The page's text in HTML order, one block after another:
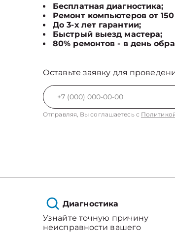
Бесплатная диагностика;
Ремонт компьютеров от
До 3-х лет гарантии;
Быстрый выезд мастера;
80% ремонтов - в день
Оставьте заявку для
Отправляя, Вы соглашаетесь с
Диагностика
Узнайте точную причину
неисправности вашего